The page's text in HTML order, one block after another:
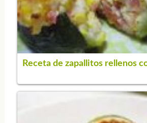
Receta de zapallitos rellenos